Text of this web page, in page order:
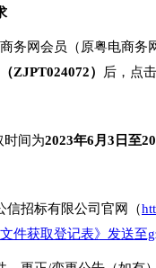
务网会员（原粤电商
（ZJPT024072） 后，点
时间为2023年6 月 3 日至
信招标有限公司官网（
文件获取登记表》发送至